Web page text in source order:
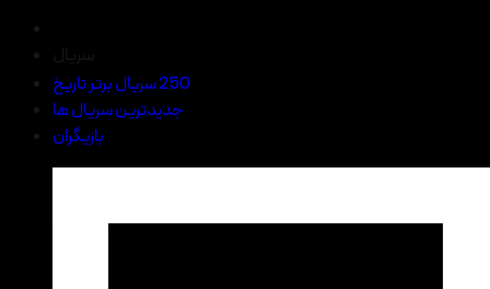
250 سریال برتر تاریخ
جدیدترین سریال ها
بازیگران